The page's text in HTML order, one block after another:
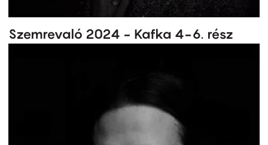
Szemrevaló 2024 - Kafka 4-6. rész